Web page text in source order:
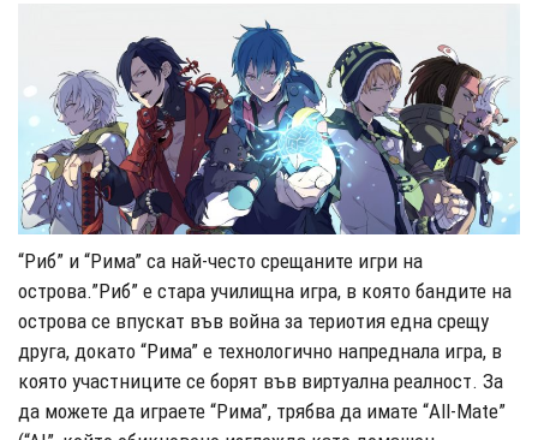
“Риб” и “Рима” са най-често срещаните игри на
острова.”Риб” е стара училищна игра, в която бандите на
острова се впускат във война за териотия една срещу
друга, докато “Рима” е технологично напреднала игра, в
която участниците се борят във виртуална реалност. За
да можете да играете “Рима”, трябва да имате “All-Mate”